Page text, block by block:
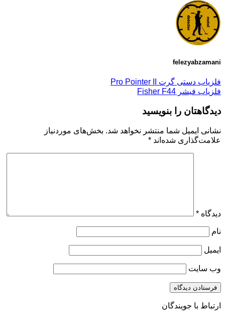
felezyabzamani
فلزیاب دستی گرت Pro Pointer II
فلزیاب فیشر Fisher F44
دیدگاهتان را بنویسید
نشانی ایمیل شما منتشر نخواهد شد. بخش‌های موردنیاز
علامت‌گذاری شده‌اند *
دیدگاه *
نام
ایمیل
وب‌ سایت
ارتباط با جویندگان